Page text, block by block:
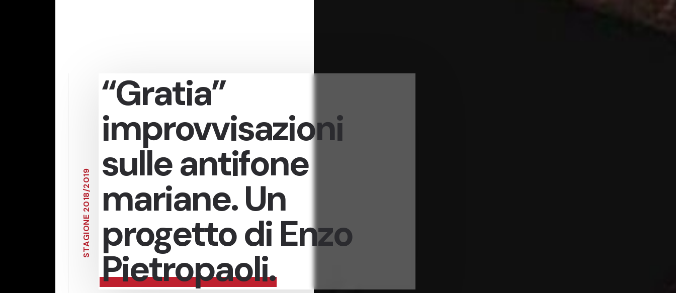
S
T
A
G
I
O
N
E
2
0
1
8
/
2
0
1
9
“Gratia”
improvvisazioni
sulle antifone
mariane. Un
progetto di Enzo
Pietropaoli.